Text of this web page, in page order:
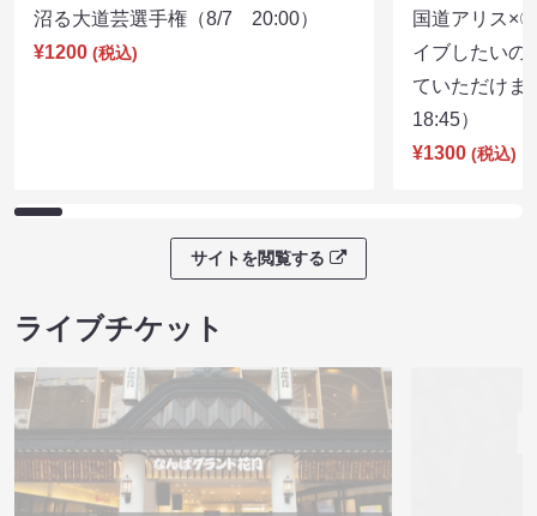
沼る大道芸選手権（8/7 20:00）
¥1200 (税込)
国道アリス×
イブしたいの
ていただけ
18:45）
¥1300 (税込)
サイトを閲覧する
ライブチケット